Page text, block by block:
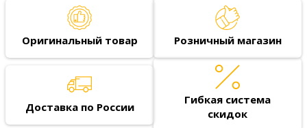
Оригинальный товар Розничный магазин
Доставка по России
Гибкая система
скидок